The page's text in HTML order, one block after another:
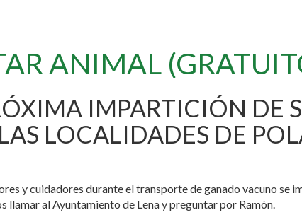
ANIMAL
IMPARTICIÓN DE
LOCALIDADES DE
y cuidadores durante el transporte de ganado vacuno se
al Ayuntamiento de Lena y preguntar por Ramón.